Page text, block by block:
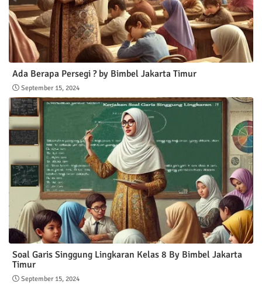
Ada Berapa Persegi ? by Bimbel Jakarta Timur
September 15, 2024
Soal Garis Singgung Lingkaran Kelas 8 By Bimbel Jakarta
Timur
September 15, 2024